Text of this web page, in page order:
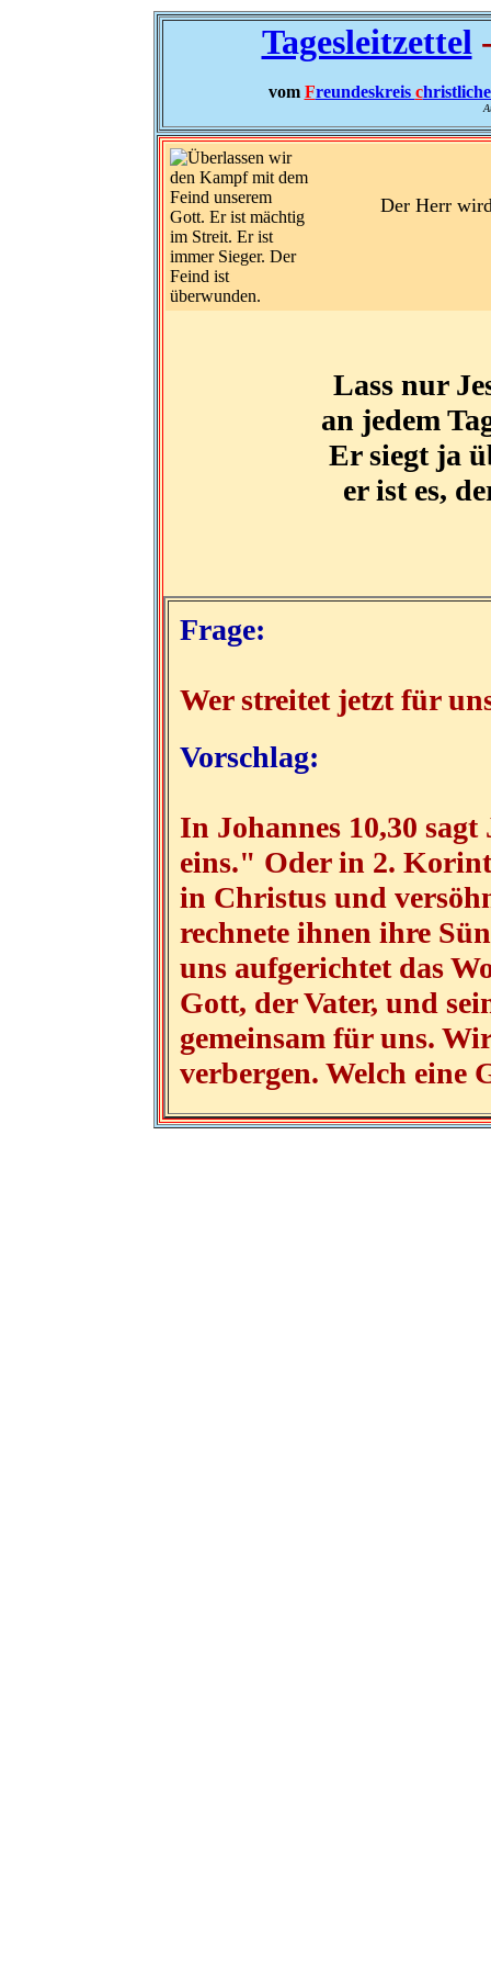
Tagesleitzettel
vom Freundeskreis c
Der Herr
Lass nur
an jedem
Er siegt ja
er ist es,
Frage:
Wer streitet jetzt für
Vorschlag:
In Johannes 10,30
eins." Oder in 2.
in Christus und
rechnete ihnen ihre
uns aufgerichtet das
Gott, der Vater, und
gemeinsam für uns.
verbergen. Welch eine